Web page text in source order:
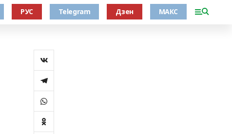
РУС Telegram Дзен МАКС